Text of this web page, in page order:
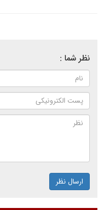
نظر شما :
ارسال نظر